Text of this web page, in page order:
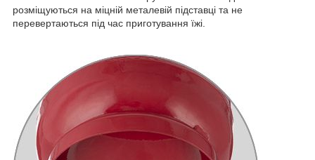
розміщуються на міцній металевій підставці та не
перевертаються під час приготування їжі.